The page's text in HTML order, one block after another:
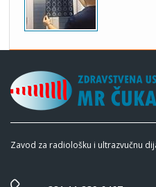
Zavod za radiološku i ultrazvučnu